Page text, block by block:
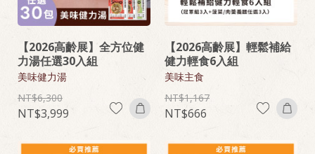
【2026高齡展】全方位健
力湯任選30入組
美味健力湯
6,300
3,999
【2026高齡展】輕鬆補給
健力輕食6入組
美味主食
1,167
666